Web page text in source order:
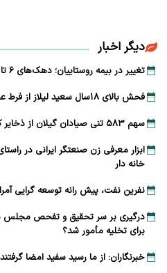
دیگر اخبار
تغییر در بیمه روستاییان؛ دهک‌های ۶ تا ۱۰ حق بیمه می‌پردازند
فحش بالای ۱۸سال سعید لیلاز از فرط عصبانیت+ویدئو
سهم ۵۸۳ تنی صیادان گیلان از ذخایر کیلکای دریای خزر
ابزار معرفی زن صنعتگر ایرانی در
خانه دار
نفرین نفت، پیش رانه توسعه ‌گرایی
درگیری بر سر تحقیق و تفحص مجلس
برای تخلیه مأمور شد؟
خبرنگاران: از ما رسید سفید امضا